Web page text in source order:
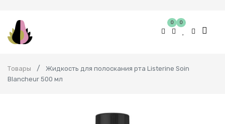
0 0
Товары
Жидкость для полоскания рта Listerine Soin
Blancheur 500 мл